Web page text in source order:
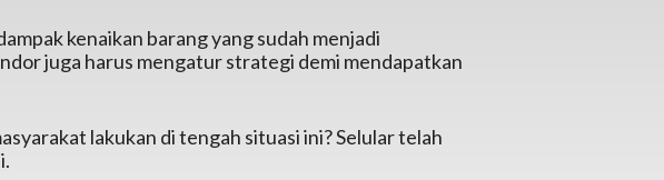
kenaikan barang yang sudah menjadi
juga harus mengatur strategi demi mendapatkan
lakukan di tengah situasi ini? Selular telah